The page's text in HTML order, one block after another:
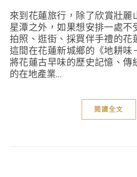
來到花蓮旅行，除了欣賞壯麗山海景色、漫步七
星潭之外，如果想安排一處不
拍照、逛街、採買伴手禮的花
這間在花蓮新城鄉的《地耕味
將花蓮古早味的歷史記憶、傳
的在地產業...
閱讀全文